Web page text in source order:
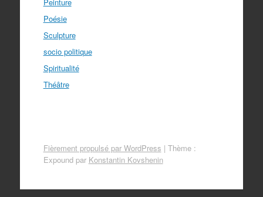
Poésie
Sculpture
socio politique
Spiritualité
Théâtre
Fièrement propulsé par WordPress | Thème :
Expound par Konstantin Kovshenin